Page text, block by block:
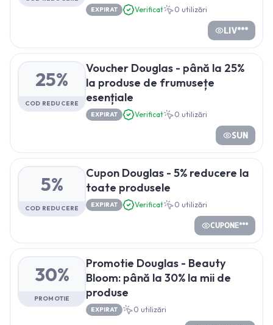
EXPIRAT Verificat 0 utilizări
LIV***
25%
COD REDUCERE
Voucher Douglas - până la 25%
la produse de frumusețe
esențiale
EXPIRAT Verificat 0 utilizări
SUN
5%
COD REDUCERE
Cupon Douglas - 5% reducere la
toate produsele
EXPIRAT Verificat 0 utilizări
CUPONE***
30%
PROMOTIE
Promotie Douglas - Beauty
Bloom: până la 30% la mii de
produse
EXPIRAT 0 utilizări